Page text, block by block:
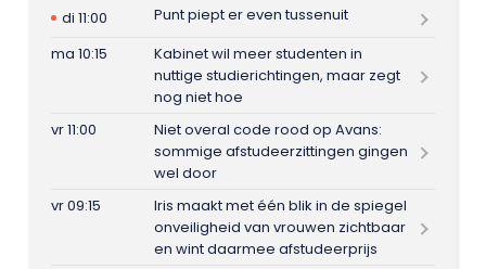
di 11:00
Punt piept er even tussenuit
ma 10:15
Kabinet wil meer studenten in
nuttige studierichtingen, maar zegt
nog niet hoe
vr 11:00
Niet overal code rood op Avans:
sommige afstudeerzittingen gingen
wel door
vr 09:15
Iris maakt met één blik in de spiegel
onveiligheid van vrouwen zichtbaar
en wint daarmee afstudeerprijs